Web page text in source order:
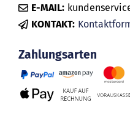
E-MAIL:
KONTAKT:
Zahlungsarten